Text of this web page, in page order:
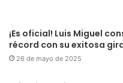
¡Es oficial! Luis Miguel
récord con su exitosa
26 de mayo de 2025